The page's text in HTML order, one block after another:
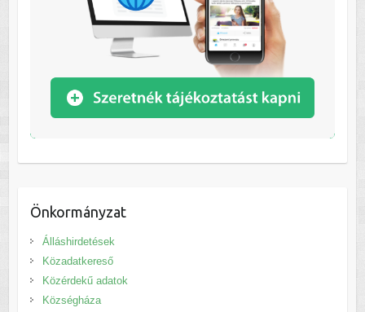
Önkormányzat
Álláshirdetések
Közadatkereső
Közérdekű adatok
Községháza